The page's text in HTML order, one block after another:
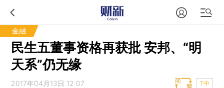
金融
民生五董事资格再获批 安邦、“明
天系”仍无缘
2017年04月13日 12:07 T中